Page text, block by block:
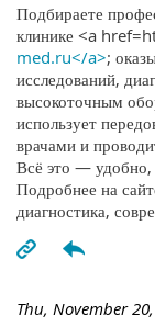
Подбираете
клинике <a
med.ru</a>;
исследований,
высокоточным
использует
врачами и
Всё это — удобно,
Подробнее на
диагностика,
Thu, November